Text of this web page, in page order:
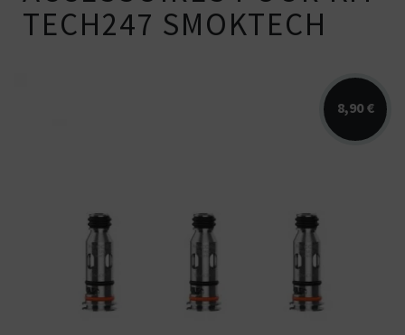
TECH247 SMOKTECH
8,90 €
Pack de 5 résistances pour la cigarette